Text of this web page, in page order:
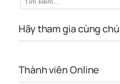
Hãy tham gia cùng
Thành viên Online